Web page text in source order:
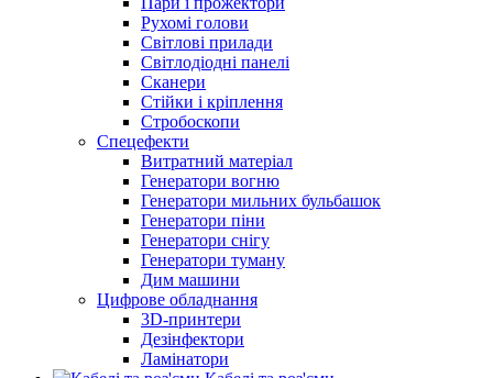
Рухомі голови
Світлові прилади
Світлодіодні панелі
Сканери
Стійки і кріплення
Стробоскопи
Спецефекти
Витратний матеріал
Генератори вогню
Генератори мильних бульбашок
Генератори піни
Генератори снігу
Генератори туману
Дим машини
Цифрове обладнання
3D-принтери
Дезінфектори
Ламінатори